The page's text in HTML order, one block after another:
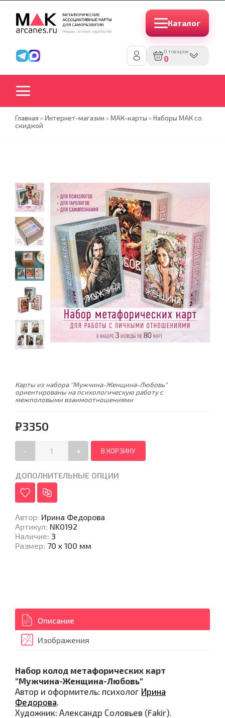
Каталог
0 товаров
0
Главная »Интернет-магазин »МАК-карты »Наборы МАК со
скидкой
Карты из набора "Мужчина-Женщина-Любовь"
ориентированы на психологическую работу с
межполовыми взаимоотношениями
₽3350
- +
ДОПОЛНИТЕЛЬНЫЕ ОПЦИИ
Автор: Ирина Федорова
Артикул: NK0192
Наличие: 3
Размер: 70 х 100 мм
Описание
Изображения
Набор колод метафорических карт
"Мужчина-Женщина-Любовь"
Автор и оформитель: психолог Ирина
Федорова.
Художник: Александр Соловьев (Fakir).